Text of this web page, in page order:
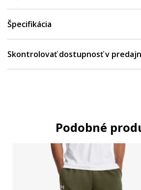
Špecifikácia
Skontrolovať dostupnosť v
Podobné